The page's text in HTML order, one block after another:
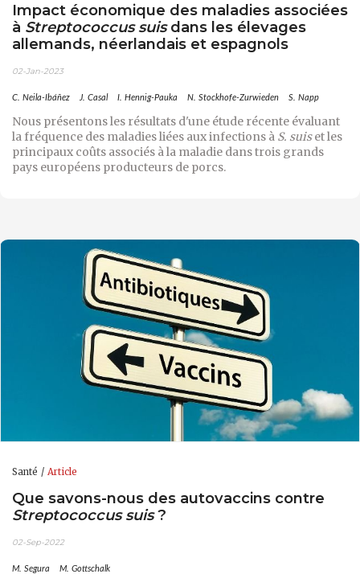
Impact économique des maladies associées
à Streptococcus suisdans les élevages
allemands, néerlandais et espagnols
02-Jan-2023
C. Neila-Ibáñez J. Casal I. Hennig-Pauka N. Stockhofe-Zurwieden S. Napp
Nous présentons les résultats d'une étude récente évaluant
la fréquence des maladies liées aux infections à S. suiset les
principaux coûts associés à la maladie dans trois grands
pays européens producteurs de porcs.
Santé Article
Que savons-nous des autovaccins contre
Streptococcus suis?
02-Sep-2022
M. Segura M. Gottschalk